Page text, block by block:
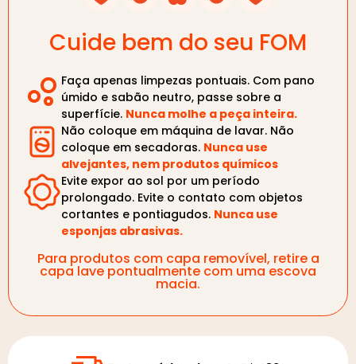
Cuide bem do seu FOM
Faça apenas limpezas pontuais. Com pano
úmido e sabão neutro, passe sobre a
superfície. Nunca molhe a peça inteira.
Não coloque em máquina de lavar. Não
coloque em secadoras. Nunca use
alvejantes, nem produtos químicos
Evite expor ao sol por um período
prolongado. Evite o contato com objetos
cortantes e pontiagudos. Nunca use
esponjas abrasivas.
Para produtos com capa removível, retire a
capa lave pontualmente com uma escova
macia.